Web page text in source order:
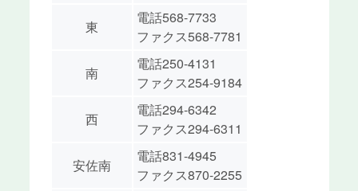
東
電話568-7733
ファクス568-7781
南
電話250-4131
ファクス254-9184
西
電話294-6342
ファクス294-6311
安佐南
電話831-4945
ファクス870-2255